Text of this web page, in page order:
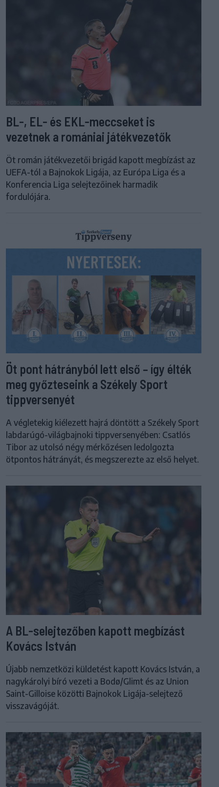
BL-, EL- és EKL-meccseket is
vezetnek a romániai játékvezetők
Öt román játékvezetői brigád kapott megbízást az
UEFA-tól a Bajnokok Ligája, az Európa Liga és a
Konferencia Liga selejtezőinek harmadik
fordulójára.
Öt pont hátrányból lett első – így élték
meg győzteseink a Székely Sport
tippversenyét
A végletekig kiélezett hajrá döntött a Székely Sport
labdarúgó-világbajnoki tippversenyében: Csatlós
Tibor az utolsó négy mérkőzésen ledolgozta
ötpontos hátrányát, és megszerezte az első helyet.
A BL-selejtezőben kapott megbízást
Kovács István
Újabb nemzetközi küldetést kapott Kovács István, a
nagykárolyi bíró vezeti a Bodø/Glimt és az Union
Saint-Gilloise közötti Bajnokok Ligája-selejtező
visszavágóját.